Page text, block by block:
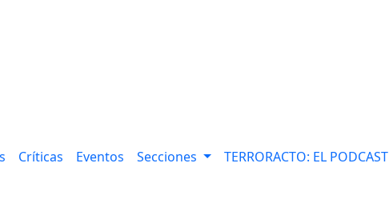
Críticas Eventos Secciones TERRORACTO: EL PODCAST